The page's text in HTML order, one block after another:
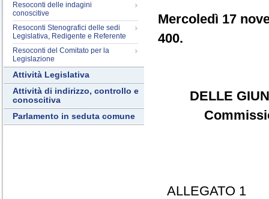
Resoconti delle indagini
conoscitive
Resoconti Stenografici delle sedi
Legislativa, Redigente e Referente
Resoconti del Comitato per la
Legislazione
Attività Legislativa
Attività di indirizzo, controllo e
conoscitiva
Parlamento in seduta comune
Mercoledì 17
400.
DELLE
ALLEGATO 1